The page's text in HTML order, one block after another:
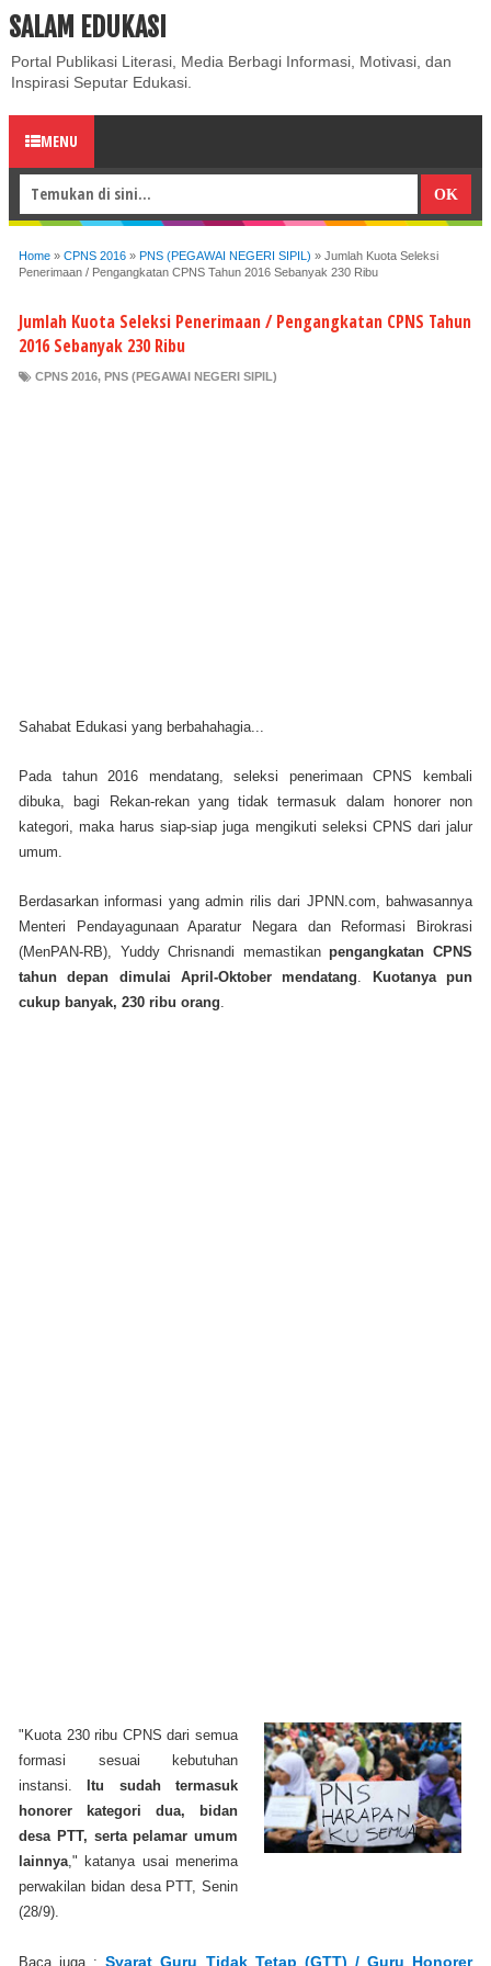
ABOUT CONTACT US
SALAM EDUKASI
Portal Publikasi Literasi, Media Berbagi Informasi, Motivasi, dan
Inspirasi Seputar Edukasi.
MENU
Home » CPNS 2016 » PNS (PEGAWAI NEGERI SIPIL) » Jumlah Kuota Seleksi
Penerimaan / Pengangkatan CPNS Tahun 2016 Sebanyak 230 Ribu
Jumlah Kuota Seleksi Penerimaan / Pengangkatan CPNS Tahun
2016 Sebanyak 230 Ribu
CPNS 2016, PNS (PEGAWAI NEGERI SIPIL)
Sahabat Edukasi yang berbahahagia...
Pada tahun 2016 mendatang, seleksi penerimaan CPNS kembali
dibuka, bagi Rekan-rekan yang tidak termasuk dalam honorer non
kategori, maka harus siap-siap juga mengikuti seleksi CPNS dari jalur
umum.
Berdasarkan informasi yang admin rilis dari JPNN.com, bahwasannya
Menteri Pendayagunaan Aparatur Negara dan Reformasi Birokrasi
(MenPAN-RB), Yuddy Chrisnandi memastikanpengangkatan CPNS
tahun depan dimulai April-Oktober mendatang
Kuotanya pun
cukup banyak, 230 ribu orang
"Kuota 230 ribu CPNS dari semua
formasi sesuai kebutuhan
instansi.Itu sudah termasuk
honorer kategori dua, bidan
desa PTT, serta pelamar umum
lainnya ," katanya usai menerima
perwakilan bidan desa PTT, Senin
(28/9).
Baca juga :Syarat Guru Tidak Tetap (GTT) / Guru Honorer